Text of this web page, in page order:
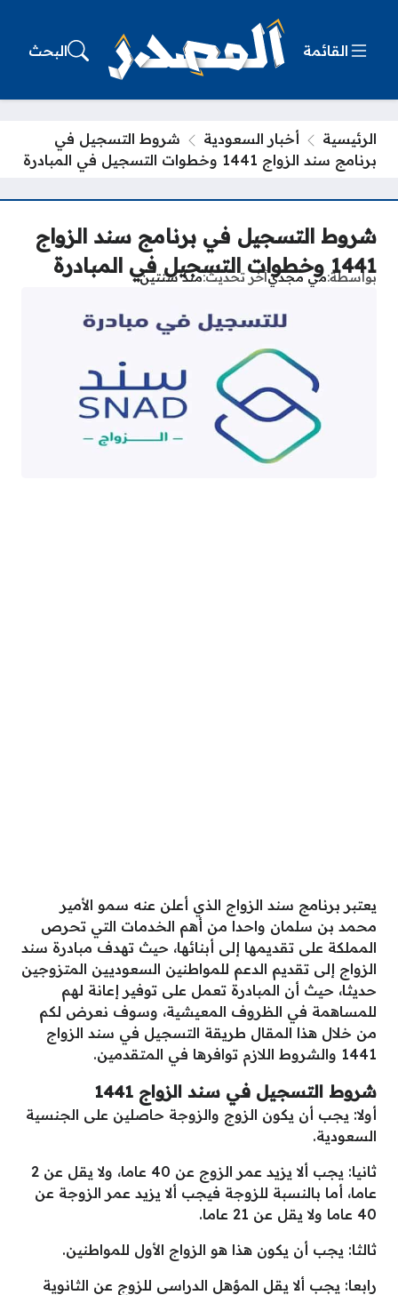
القائمة البحث
الرئيسية أخبار السعودية
شروط التسجيل في
برنامج سند الزواج 1441 وخطوات التسجيل في المبادرة
شروط التسجيل في برنامج سند الزواج
1441 وخطوات التسجيل في المبادرة
بواسطة مي مجديآخر تحديثمنذ سنتين
يعتبر برنامج سند الزواج الذي أعلن عنه سمو الأمير
محمد بن سلمان واحدا من أهم الخدمات التي تحرص
المملكة على تقديمها إلى أبنائها، حيث تهدف مبادرة سند
الزواج إلى تقديم الدعم للمواطنين السعوديين المتزوجين
حديثا، حيث أن المبادرة تعمل على توفير إعانة لهم
للمساهمة في الظروف المعيشية، وسوف نعرض لكم
من خلال هذا المقال طريقة التسجيل في سند الزواج
1441 والشروط اللازم توافرها في المتقدمين.
شروط التسجيل في سند الزواج 1441
أولا: يجب أن يكون الزوج والزوجة حاصلين على الجنسية
السعودية.
ثانيا: يجب ألا يزيد عمر الزوج عن 40 عاما، ولا يقل عن 2
عاما، أما بالنسبة للزوجة فيجب ألا يزيد عمر الزوجة عن
40 عاما ولا يقل عن 21 عاما.
ثالثا: يجب أن يكون هذا هو الزواج الأول للمواطنين.
رابعا: يجب ألا يقل المؤهل الدراسي للزوج عن الثانوية